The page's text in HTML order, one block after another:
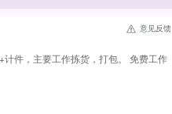
意见反馈
件，主要工作拣货，打包。 免费工作